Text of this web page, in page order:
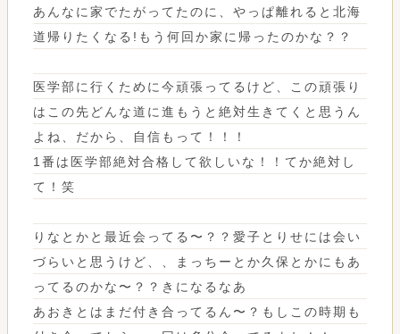
あんなに家でたがってたのに、やっぱ離れると北海
道帰りたくなる!もう何回か家に帰ったのかな？？
医学部に行くために今頑張ってるけど、この頑張り
はこの先どんな道に進もうと絶対生きてくと思うん
よね、だから、自信もって！！！
1番は医学部絶対合格して欲しいな！！てか絶対し
て！笑
りなとかと最近会ってる〜？？愛子とりせには会い
づらいと思うけど、、まっちーとか久保とかにもあ
ってるのかな〜？？きになるなあ
あおきとはまだ付き合ってるん〜？もしこの時期も